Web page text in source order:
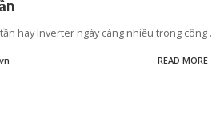
hay Inverter ngày càng nhiều trong công
READ MORE